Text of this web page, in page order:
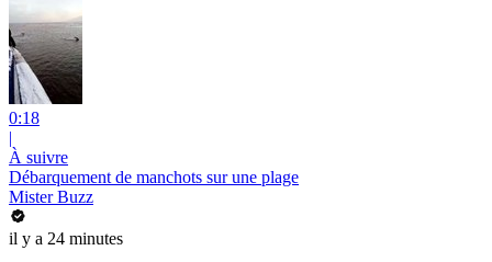
0:18
|
À suivre
Débarquement de manchots sur une plage
Mister Buzz
il y a 24 minutes